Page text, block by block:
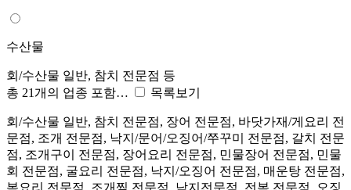
수산물
회/수산물 일반, 참치 전문점 등
총 21개의 업종 포함…
목록보기
회/수산물 일반, 참치 전문점, 장어 전문점, 바닷가재/게요리 전
문점, 조개 전문점, 낙지/문어/오징어/쭈꾸미 전문점, 갈치 전문
점, 조개구이 전문점, 장어요리 전문점, 민물장어 전문점, 민물
회 전문점, 굴요리 전문점, 낙지/오징어 전문점, 매운탕 전문점,